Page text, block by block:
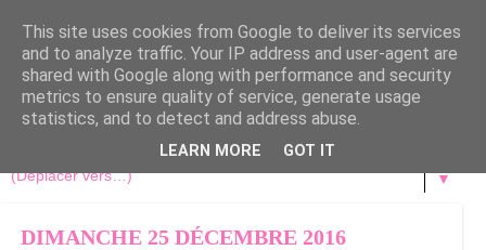
▼
DIMANCHE 25 DÉCEMBRE 2016
This site uses cookies from Google to deliver its services
and to analyze traffic. Your IP address and user-agent are
shared with Google along with performance and security
metrics to ensure quality of service, generate usage
statistics, and to detect and address abuse.
LEARN MORE GOT IT